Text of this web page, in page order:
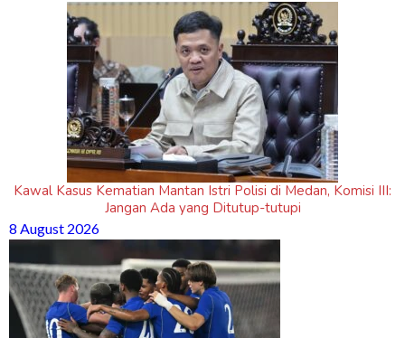
Kawal Kasus Kematian Mantan Istri Polisi di Medan, Komisi III:
Jangan Ada yang Ditutup-tutupi
8 August 2026